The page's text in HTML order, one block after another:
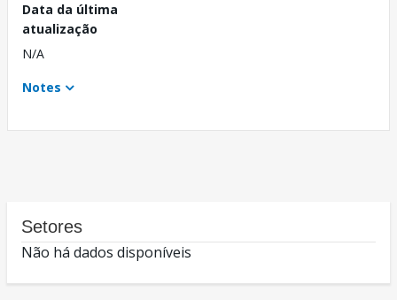
Data da última
atualização
N/A
Notes
Setores
Não há dados disponíveis